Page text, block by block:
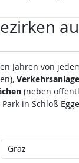
Jahren von
(neben
in Schloß